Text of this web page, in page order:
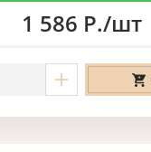
1 586 Р./шт